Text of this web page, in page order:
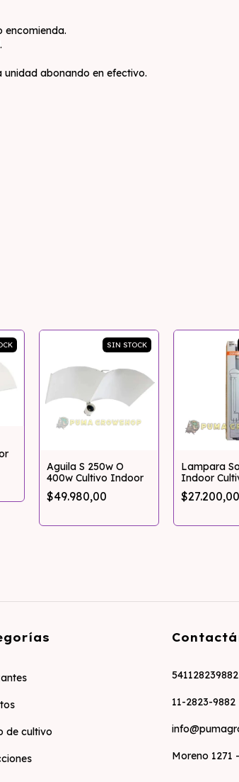
unidad abonando en efectivo.
SIN STOCK
Aguila S 250w O
400w Cultivo Indoor
$49.980,00
Lampara
Indoor
$27.200,00
de cultivo
541128239882
11-2823-9882
Moreno 1271